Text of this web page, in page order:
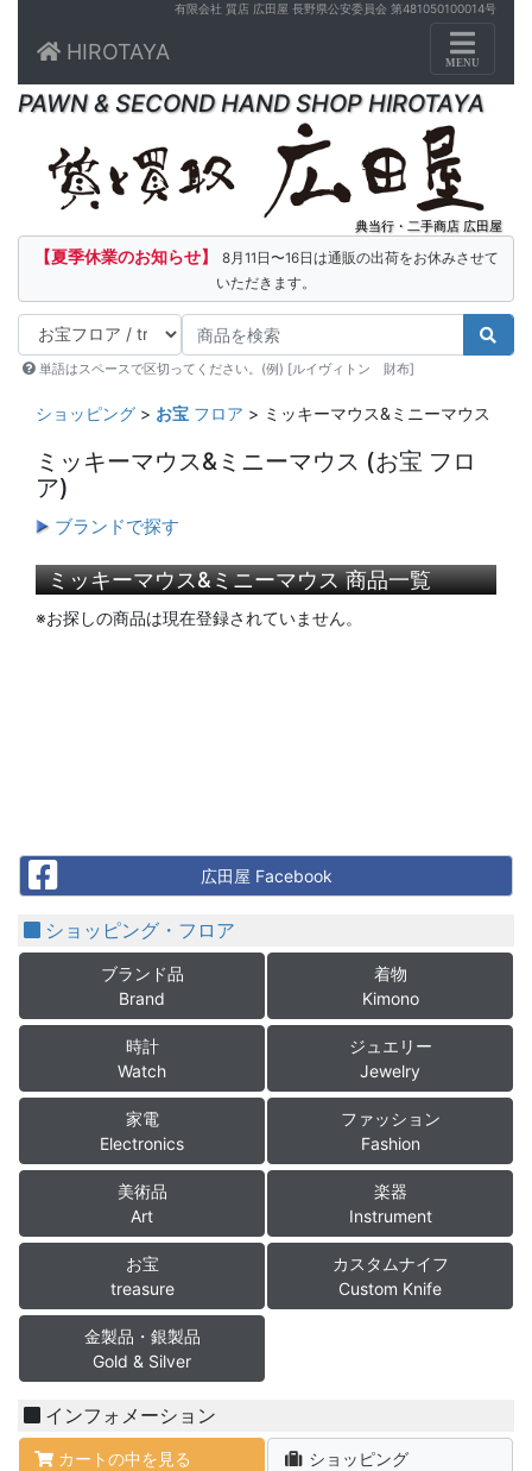
有限会社 質店 広田屋 長野県公安委員会 第481050100014号
HIROTAYA
Toggle
MENU
PAWN & SECOND HAND SHOP HIROTAYA
典当行・二手商店 広田屋
【夏季休業のお知らせ】
8月11日〜16日は通販の出荷をお休みさせて
いただきます。
単語はスペースで区切ってください。(例) [ルイヴィトン 財布]
ショッピング > お宝 フロア > ミッキーマウス&ミニーマウス
ミッキーマウス&ミニーマウス (お宝 フロ
ア)
ブランドで探す
ミッキーマウス&ミニーマウス 商品一覧
※お探しの商品は現在登録されていません。
Facebook 広田屋 Facebook
ショッピング・フロア
ブランド品
Brand
着物
Kimono
時計
Watch
ジュエリー
Jewelry
家電
Electronics
ファッション
Fashion
美術品
Art
楽器
Instrument
お宝
treasure
カスタムナイフ
Custom Knife
金製品・銀製品
Gold & Silver
インフォメーション
カートの中を見る ショッピング